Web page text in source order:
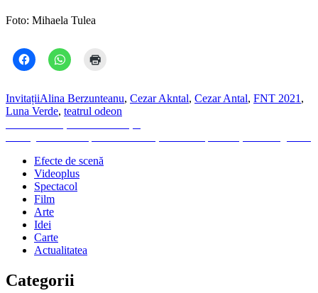
Foto: Mihaela Tulea
InvitațiiAlina Berzunteanu, Cezar Akntal, Cezar Antal, FNT 2021 ,
Luna Verde, teatrul odeon
Navigare
în
articole
Efecte de scenă
Videoplus
Spectacol
Film
Arte
Idei
Carte
Actualitatea
Categorii